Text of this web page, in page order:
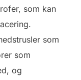
som kan
som
som
og